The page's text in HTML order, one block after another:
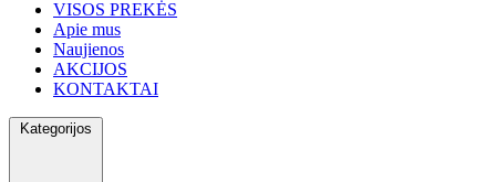
VISOS PREKĖS
Apie mus
Naujienos
AKCIJOS
KONTAKTAI
Kategorijos